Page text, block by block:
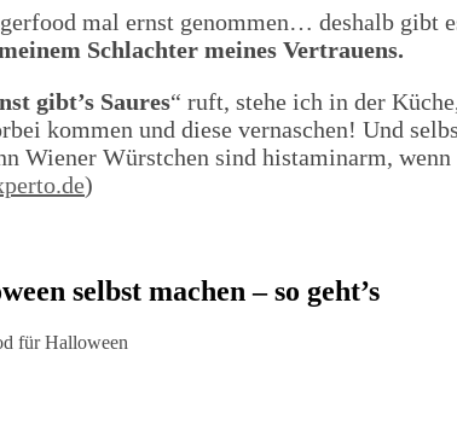
mal ernst genommen… deshalb gibt
Schlachter meines Vertrauens.
gibt’s Saures“ ruft, stehe ich in der
kommen und diese vernaschen! Und
Wiener Würstchen sind histaminarm, wenn
)
selbst machen – so geht’s